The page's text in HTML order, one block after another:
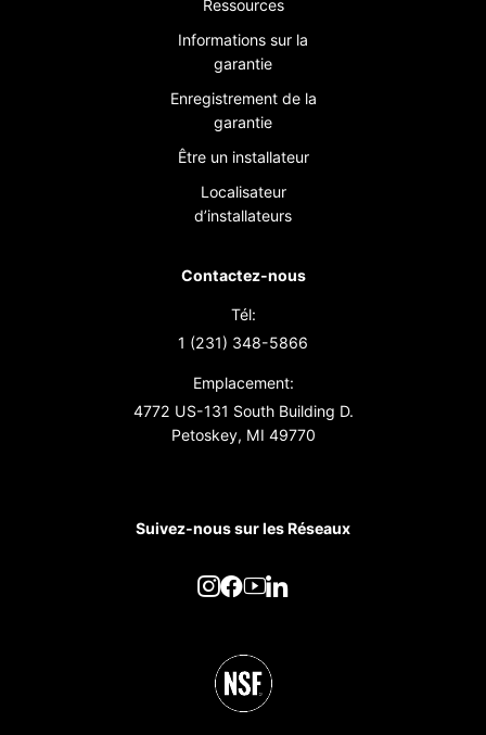
Ressources
Informations sur la
garantie
Enregistrement de la
garantie
Être un installateur
Localisateur
d’installateurs
Contactez-nous
Tél:
1 (231) 348-5866
Emplacement:
4772 US-131 South Building D.
Petoskey, MI 49770
Suivez-nous sur les Réseaux